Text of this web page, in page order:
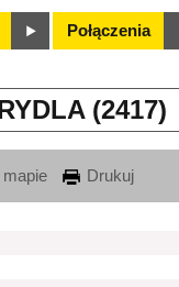
Połączenia
(2417)
mapie Drukuj